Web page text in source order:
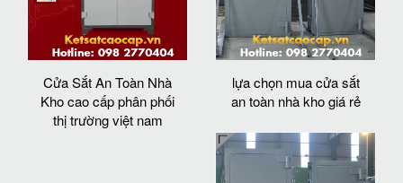
Cửa Sắt An Toàn Nhà
Kho cao cấp phân phối
thị trường việt nam
lựa chọn mua cửa sắt
an toàn nhà kho giá rẻ